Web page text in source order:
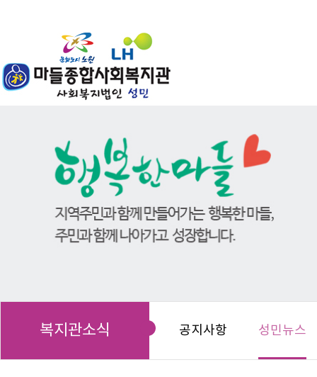
복지관소식 공지사항 성민뉴스